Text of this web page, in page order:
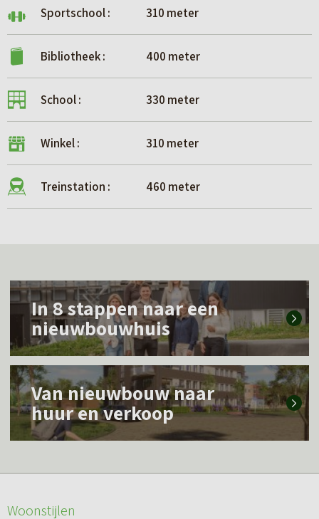
Sportschool : 310 meter
Bibliotheek : 400 meter
School : 330 meter
Winkel : 310 meter
Treinstation : 460 meter
L
s
m
e
o
In 8 stappen naar een
nieuwbouwhuis
L
e
s
e
Van nieuwbouw naar
huur en verkoop
Woonstijlen